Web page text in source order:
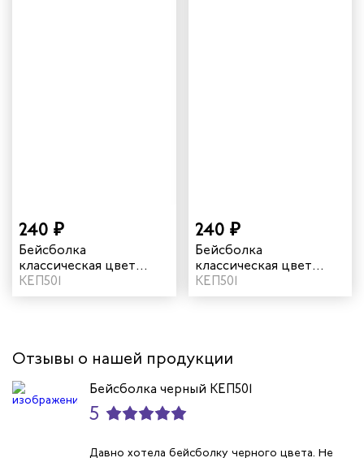
240 ₽
Бейсболка
классическая цвет
темно-синий
КЕП501
240 ₽
Бейсболка
классическая цвет
черный
КЕП501
Отзывы о нашей продукции
Бейсболка черный КЕП501
5
Давно хотела бейсболку черного цвета. Не